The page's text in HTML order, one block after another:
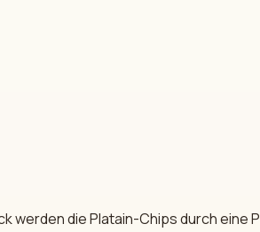
werden die Platain-Chips durch eine